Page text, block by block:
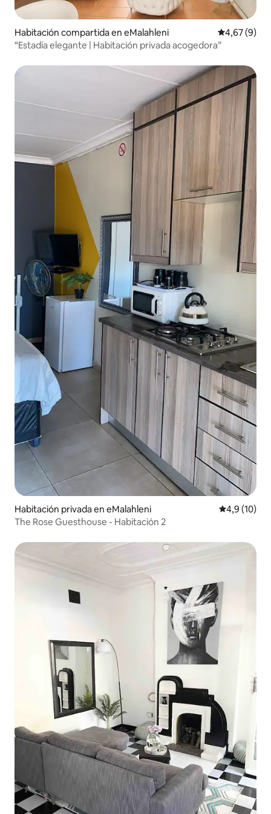
Habitación compartida en eMalahleni Calificación
4,67 (9)
“Estadía elegante | Habitación privada acogedora”
Habitación privada en eMalahleni Calificación
4,9 (10)
The Rose Guesthouse - Habitación 2